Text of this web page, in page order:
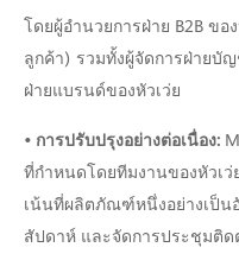
โดยผู้อำนวยการฝ่าย B2B ข
ลูกค้า) รวมทั้งผู้จัดการฝ่ายบั
ฝ่ายแบรนด์ของหัวเว่ย
• การปรับปรุงอย่างต่อเนื่อง:
ที่กำหนดโดยทีมงานของหัวเว่
เน้นที่ผลิตภัณฑ์หนึ่งอย่างเป็น
สัปดาห์ และจัดการประชุมติ